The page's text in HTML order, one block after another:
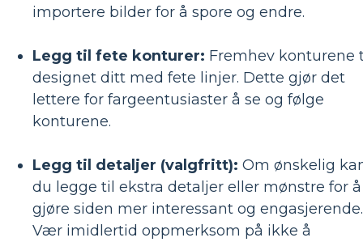
importere bilder for å spore og endre.
Legg til fete konturer: Fremhev konturene
designet ditt med fete linjer. Dette gjør det
lettere for fargeentusiaster å se og følge
konturene.
Legg til detaljer (valgfritt): Om ønskelig
du legge til ekstra detaljer eller mønstre for å
gjøre siden mer interessant og engasjerende.
Vær imidlertid oppmerksom på ikke å